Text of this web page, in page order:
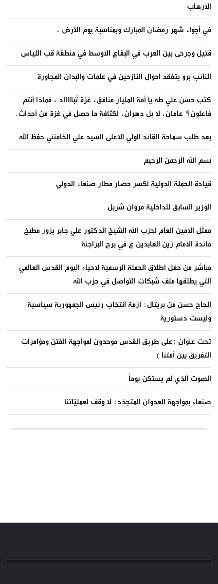
الارهاب
في أجواء شهر رمضان المبارك وبمناسبة يوم الأرض ،
قتيل وجرحى بين العرب في البقاع الاوسط في منطقة قب اللياس
النائب برو يتفقد احوال النازحين في علمات والبدان المجاورة
كتب حسن علي طه يا أمة المليار منافق، غزة تُباااااد ، فماذا أنتم
فاعلون؟ عامان، لا بل دهران، لكثافة ما حصل في غزة من أحداث.
بعد طلب سماحة القائد الولي الاعلى السيد علي الخامنئي حفظ الله
بسم الله الرحمن الرحيم
قيادة الحملة الدولية لكسر حصار مطار صنعاء الدولي
الوزير السابق للداخلية مروان شربل
ممثل الامين العام لحزب الله الشيخ الدكتور علي جابر يزور مطبخ
مائدة الامام زين العابدين ع في برج البراجنة
مباشر من حفل اطلاق الحملة الرسمية لاحياء اليوم القدس العالمي
التي يطلقها ملف شبكات التواصل في حزب الله
الحاج حسن من بريتال: أزمة انتخاب رئيس الجمهورية سياسية
وليست دستورية
تحت عنوان (على طريق القدس موحدون لمواجهة الفتن ومؤامرات
التفريق بين أمتنا )
الصوت الذي لم يستكن يوماً
صنعاء بمواجهة العدوان المتجدّد: لا وقف لعمليّاتنا